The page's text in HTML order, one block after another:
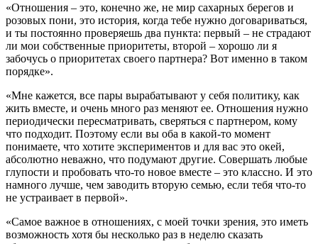
«Отношения – это, конечно же, не мир сахарных берегов и
розовых пони, это история, когда тебе нужно договариваться,
и ты постоянно проверяешь два пункта: первый – не страдают
ли мои собственные приоритеты, второй – хорошо ли я
забочусь о приоритетах своего партнера? Вот именно в таком
порядке».
«Мне кажется, все пары вырабатывают у себя политику, как
жить вместе, и очень много раз меняют ее. Отношения нужно
периодически пересматривать, сверяться с партнером, кому
что подходит. Поэтому если вы оба в какой-то момент
понимаете, что хотите экспериментов и для вас это окей,
абсолютно неважно, что подумают другие. Совершать любые
глупости и пробовать что-то новое вместе – это классно. И это
намного лучше, чем заводить вторую семью, если тебя что-то
не устраивает в первой».
«Самое важное в отношениях, с моей точки зрения, это иметь
возможность хотя бы несколько раз в неделю сказать